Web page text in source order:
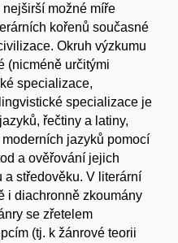
možné míře
kořenů současné
Okruh výzkumu
(nicméně určitými
specializace,
specializace je
řečtiny a latiny,
jazyků pomocí
a ověřování jejich
a středověku. V literární
i diachronně zkoumány
se zřetelem
(tj. k žánrové teorii